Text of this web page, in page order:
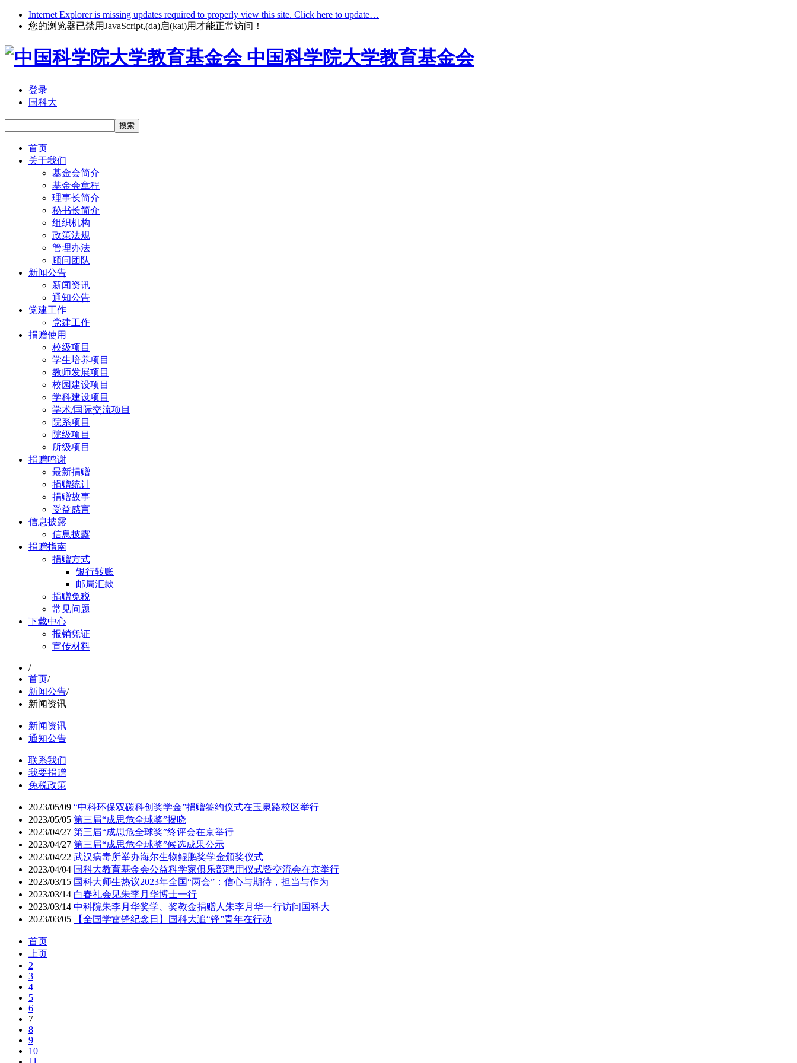
Internet Explorer is missing updates required to properly view this site. Click here to update…
您的浏览器已禁用JavaScript,(da)启(kai)用才能正常访问！
中国科学院大学教育基金会
登录
国科大
搜索
首页
关于我们
基金会简介
基金会章程
理事长简介
秘书长简介
组织机构
政策法规
管理办法
顾问团队
新闻公告
新闻资讯
通知公告
党建工作
党建工作
捐赠使用
校级项目
学生培养项目
教师发展项目
校园建设项目
学科建设项目
学术/国际交流项目
院系项目
院级项目
所级项目
捐赠鸣谢
最新捐赠
捐赠统计
捐赠故事
受益感言
信息披露
信息披露
捐赠指南
捐赠方式
银行转账
邮局汇款
捐赠免税
常见问题
下载中心
报销凭证
宣传材料
/
首页/
新闻公告/
新闻资讯
新闻资讯
通知公告
联系我们
我要捐赠
免税政策
2023/05/09 “中科环保双碳科创奖学金”捐赠签约仪式在玉泉路校区举行
2023/05/05 第三届“成思危全球奖”揭晓
2023/04/27 第三届“成思危全球奖”终评会在京举行
2023/04/27 第三届“成思危全球奖”候选成果公示
2023/04/22 武汉病毒所举办海尔生物鲲鹏奖学金颁奖仪式
2023/04/04 国科大教育基金会公益科学家俱乐部聘用仪式暨交流会在京举行
2023/03/15 国科大师生热议2023年全国“两会”：信心与期待，担当与作为
2023/03/14 白春礼会见朱李月华博士一行
2023/03/14 中科院朱李月华奖学、奖教金捐赠人朱李月华一行访问国科大
2023/03/05
【全国学雷锋纪念日】国科大追“锋”青年在行动
首页
上页
2
3
4
5
6
7
8
9
10